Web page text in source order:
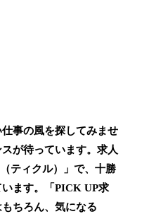
事の風を探してみませ
が待っています。求人
ティクル）」で、十勝
ます。「PICK UP求
ちろん、気になる